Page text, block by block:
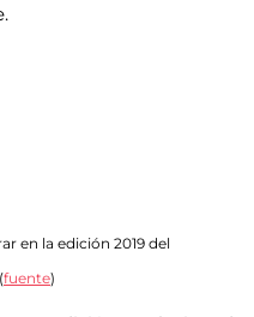
en la edición 2019 del
fuente)